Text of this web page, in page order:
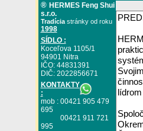
® HERMES Feng Shui
s.r.o.
Tradíciastránky od roku
1998
SÍDLO :
Koceľova 1105/1
94901 Nitra
IČO: 44831391
DIČ: 2022856671
KONTAKTY
:
mob : 00421 905 479
695
00421 911 721
995